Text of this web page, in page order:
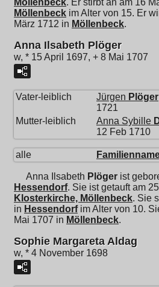
Möllenbeck. Er stirbt an am 16
Möllenbeck im Alter von 15. Er
März 1712 in Möllenbeck.
Anna Ilsabeth Plöger
w, * 15 April 1697, + 8 Mai 1707
Vater-leiblich Jürgen Plöger
1721
Mutter-leiblich
Anna Sybille
12 Feb 1710
alle
Anna Ilsabeth Plöger ist
Hessendorf. Sie ist getauft am
Klosterkirche, Möllenbeck. Sie
in Hessendorfim Alter von 10.
Mai 1707 in Möllenbeck.
Sophie Margareta Aldag
w, * 4 November 1698